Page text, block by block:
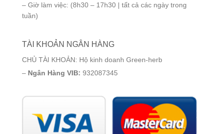
– Giờ làm việc: (8h30 – 17h30 | tất cả các ngày trong
tuần)
TÀI KHOẢN NGÂN HÀNG
CHỦ TÀI KHOẢN: Hộ kinh doanh Green-herb
– Ngân Hàng VIB: 932087345